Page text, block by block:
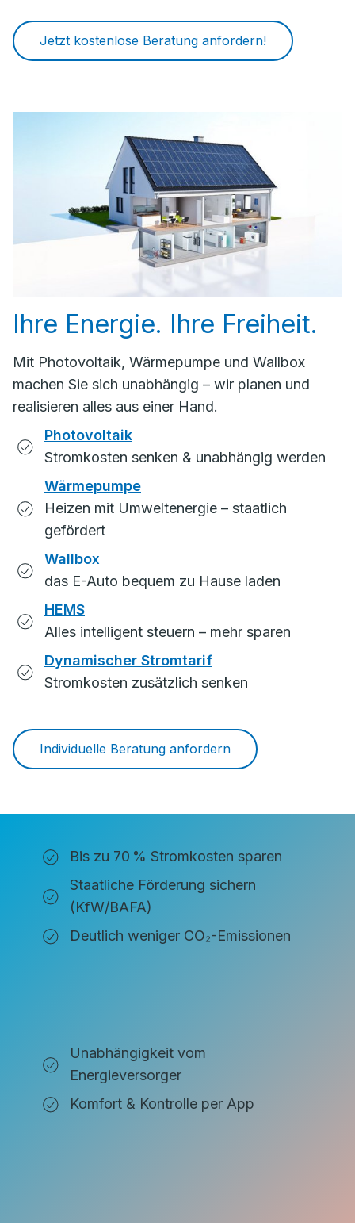
Jetzt kostenlose Beratung anfordern!
Ihre Energie. Ihre Freiheit.
Mit Photovoltaik, Wärmepumpe und Wallbox
machen Sie sich unabhängig – wir planen und
realisieren alles aus einer Hand.
Photovoltaik
Stromkosten senken & unabhängig werden
Wärmepumpe
Heizen mit Umweltenergie – staatlich
gefördert
Wallbox
das E-Auto bequem zu Hause laden
HEMS
Alles intelligent steuern – mehr sparen
Dynamischer Stromtarif
Stromkosten zusätzlich senken
Individuelle Beratung anfordern
Bis zu 70 % Stromkosten sparen
Staatliche Förderung sichern
(KfW/BAFA)
Deutlich weniger CO₂-Emissionen
Unabhängigkeit vom
Energieversorger
Komfort & Kontrolle per App